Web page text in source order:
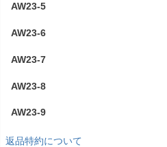
AW23-5
AW23-6
AW23-7
AW23-8
AW23-9
返品特約について